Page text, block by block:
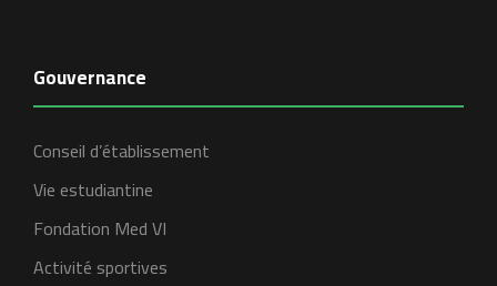
Gouvernance
Conseil d’établissement
Vie estudiantine
Fondation Med VI
Activité sportives